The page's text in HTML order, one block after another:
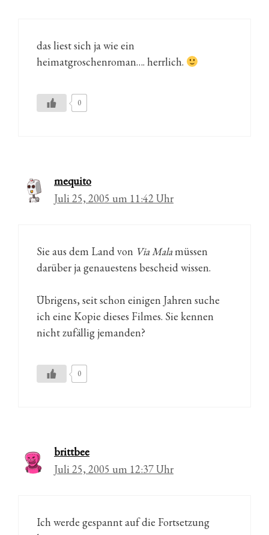
das liest sich ja wie ein
heimatgroschenroman…. herrlich.
0
mequito
Juli 25, 2005 um 11:42 Uhr
Sie aus dem Land von Via Malamüssen
darüber ja genauestens bescheid wissen.
Übrigens, seit schon einigen Jahren suche
ich eine Kopie dieses Filmes. Sie kennen
nicht zufällig jemanden?
0
brittbee
Juli 25, 2005 um 12:37 Uhr
Ich werde gespannt auf die Fortsetzung